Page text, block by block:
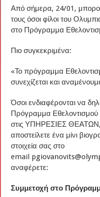
Από σήμερα, 24/01,
τους όσοι φίλοι του
στο Πρόγραμμα
Πιο συγκεκριμένα:
«Το πρόγραμμα
συνεχίζεται και
Όσοι ενδιαφέρονται να
Πρόγραμμα Εθελοντισμού
στις ΥΠΗΡΕΣΙΕΣ
αποστείλετε ένα μίνι
στοιχεία σας στο
email
αναφέρετε:
Συμμετοχή στο